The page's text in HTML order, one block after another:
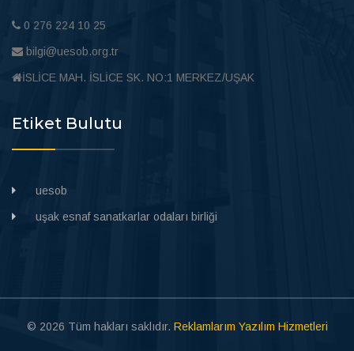
0 276 224 10 25
bilgi@uesob.org.tr
İSLİCE MAH. İSLİCE SK. NO:1 MERKEZ/UŞAK
Etiket Bulutu
uesob
uşak esnaf sanatkarlar odaları birliği
© 2026 Tüm hakları saklıdır. Reklamlarım Yazılım Hizmetleri